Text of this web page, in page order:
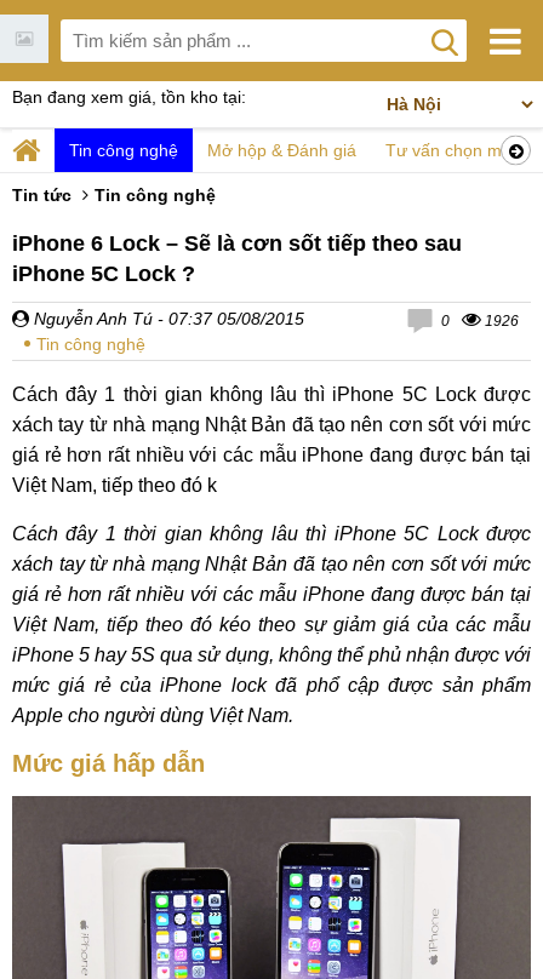
Bạn đang xem giá, tồn kho tại:
Tin công nghệ Mở hộp & Đánh giá Tư vấn chọn mua
Tin tức Tin công nghệ
iPhone 6 Lock – Sẽ là cơn sốt tiếp theo sau
iPhone 5C Lock ?
Nguyễn Anh Tú - 07:37 05/08/2015
Tin công nghệ
0 1926
Cách đây 1 thời gian không lâu thì iPhone 5C Lock được
xách tay từ nhà mạng Nhật Bản đã tạo nên cơn sốt với mức
giá rẻ hơn rất nhiều với các mẫu iPhone đang được bán tại
Việt Nam, tiếp theo đó k
Cách đây 1 thời gian không lâu thì iPhone 5C Lock được
xách tay từ nhà mạng Nhật Bản đã tạo nên cơn sốt với mức
giá rẻ hơn rất nhiều với các mẫu iPhone đang được bán tại
Việt Nam, tiếp theo đó kéo theo sự giảm giá của các mẫu
iPhone 5 hay 5S qua sử dụng, không thể phủ nhận được với
mức giá rẻ của iPhone lock đã phổ cập được sản phẩm
Apple cho người dùng Việt Nam.
Mức giá hấp dẫn